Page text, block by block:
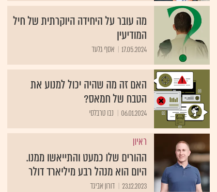
מה עובר על היחידה היוקרתית של חיל
המודיעין
17.05.2024 אסף גלעד
האם זה מה שהיה יכול למנוע את
הטבח של חמאס?
06.01.2024 נבו טרבלסי
ראיון
ההורים שלו כמעט והתייאשו ממנו.
היום הוא מנהל רבע מיליארד דולר
23.12.2023 דורון אביגד